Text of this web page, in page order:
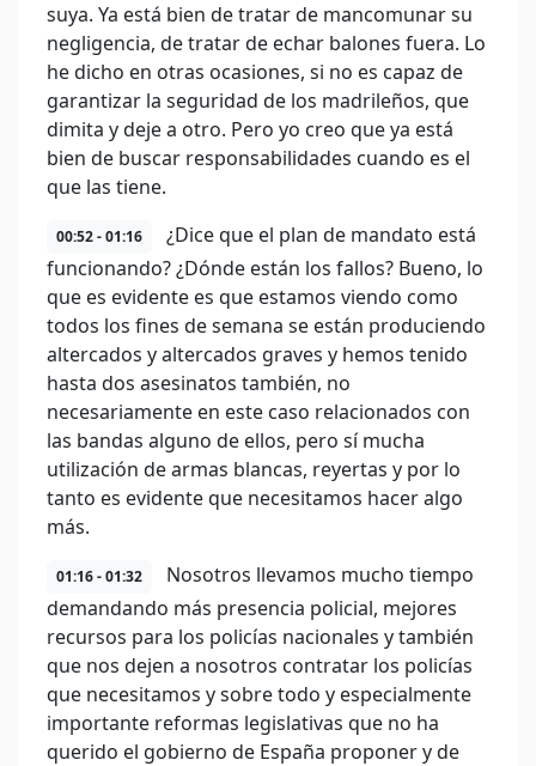
suya. Ya está bien de tratar de mancomunar su
negligencia, de tratar de echar balones fuera. Lo
he dicho en otras ocasiones, si no es capaz de
garantizar la seguridad de los madrileños, que
dimita y deje a otro. Pero yo creo que ya está
bien de buscar responsabilidades cuando es el
que las tiene.
00:52 - 01:16
¿Dice que el plan de mandato está
funcionando? ¿Dónde están los fallos? Bueno, lo
que es evidente es que estamos viendo como
todos los fines de semana se están produciendo
altercados y altercados graves y hemos tenido
hasta dos asesinatos también, no
necesariamente en este caso relacionados con
las bandas alguno de ellos, pero sí mucha
utilización de armas blancas, reyertas y por lo
tanto es evidente que necesitamos hacer algo
más.
01:16 - 01:32
Nosotros llevamos mucho tiempo
demandando más presencia policial, mejores
recursos para los policías nacionales y también
que nos dejen a nosotros contratar los policías
que necesitamos y sobre todo y especialmente
importante reformas legislativas que no ha
querido el gobierno de España proponer y de